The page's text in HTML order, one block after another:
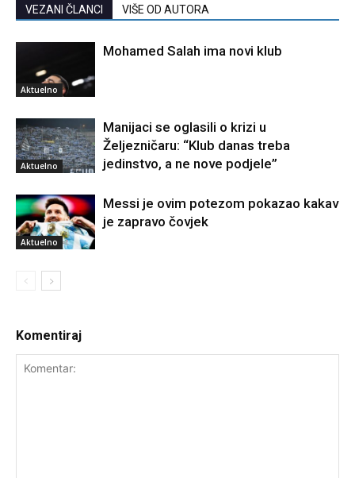
VEZANI ČLANCI VIŠE OD AUTORA
Aktuelno
Mohamed Salah ima novi klub
Aktuelno
Manijaci se oglasili o krizi u
Željezničaru: “Klub danas treba
jedinstvo, a ne nove podjele”
Aktuelno
Messi je ovim potezom pokazao kakav
je zapravo čovjek
Komentiraj